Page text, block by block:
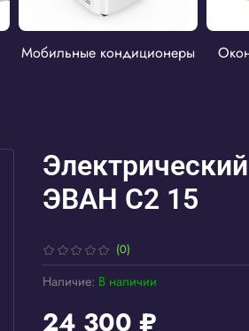
Мобильные кондиционеры
(0)
Наличие: В наличии
ЭВАН С2 15
24 300 ₽